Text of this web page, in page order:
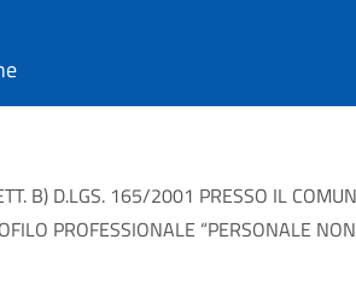
B) D.LGS. 165/2001 PRESSO IL
PROFESSIONALE “PERSONALE